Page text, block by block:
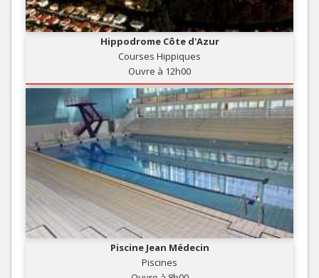
Hippodrome Côte d'Azur
Courses Hippiques
Ouvre à 12h00
Piscine Jean Médecin
Piscines